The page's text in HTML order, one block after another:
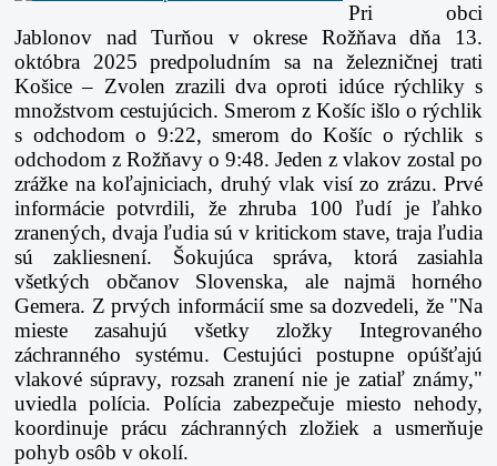
Pri obci
Jablonov nad Turňou v okrese Rožňava dňa 13.
októbra 2025 predpoludním sa na železničnej trati
Košice – Zvolen zrazili dva oproti idúce rýchliky s
množstvom cestujúcich. Smerom z Košíc išlo o rýchlik
s odchodom o 9:22, smerom do Košíc o rýchlik s
odchodom z Rožňavy o 9:48. Jeden z vlakov zostal po
zrážke na koľajniciach, druhý vlak visí zo zrázu. Prvé
informácie potvrdili, že zhruba 100 ľudí je ľahko
zranených, dvaja ľudia sú v kritickom stave, traja ľudia
sú zakliesnení. Šokujúca správa, ktorá zasiahla
všetkých občanov Slovenska, ale najmä horného
Gemera. Z prvých informácií sme sa dozvedeli, že "Na
mieste zasahujú všetky zložky Integrovaného
záchranného systému. Cestujúci postupne opúšťajú
vlakové súpravy, rozsah zranení nie je zatiaľ známy,"
uviedla polícia. Polícia zabezpečuje miesto nehody,
koordinuje prácu záchranných zložiek a usmerňuje
pohyb osôb v okolí.